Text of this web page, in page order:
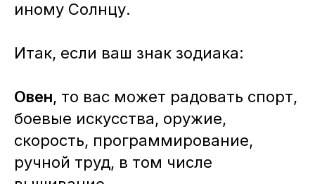
иному Солнцу.
Итак, если ваш знак зодиака:
Овен, то вас может радовать спорт,
боевые искусства, оружие,
скорость, программирование,
ручной труд, в том числе